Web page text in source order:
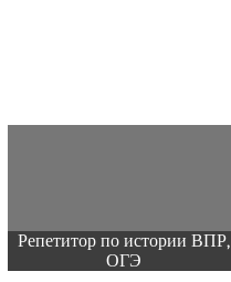
Репетитор по истории ВПР,
ОГЭ